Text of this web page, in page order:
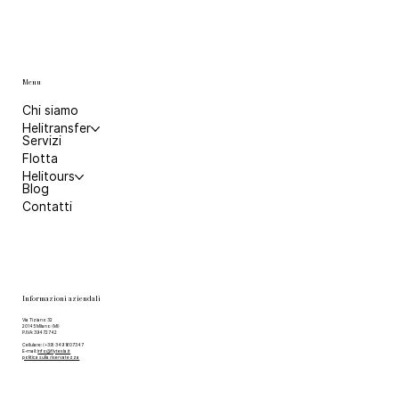
Menu
Chi siamo
Helitransfer
Servizi
Flotta
Helitours
Blog
Contatti
Informazioni aziendali
Via Tiziano 32
20145 Milano (MI)
P.IVA: 39472742
Cellulare: (+39) 349 1607347
E-mail:info@flytesla.it
politica sulla riservatezza